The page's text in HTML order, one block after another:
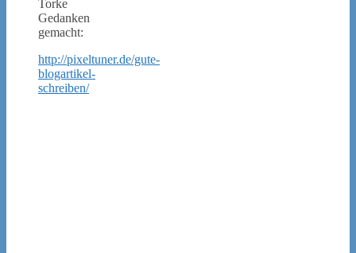
Torke
Gedanken
gemacht:
http://pixeltuner.de/gute-
blogartikel-
schreiben/